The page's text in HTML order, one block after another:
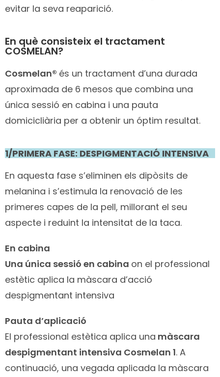
evitar la seva reaparició.
En què consisteix el tractament
COSMELAN?
Cosmelan® és un tractament d’una durada
aproximada de 6 mesos que combina una
única sessió en cabina i una pauta
domicicliària per a obtenir un óptim resultat.
1/PRIMERA FASE: DESPIGMENTACIÓ INTENSIVA
En aquesta fase s’eliminen els dipòsits de
melanina i s’estimula la renovació de les
primeres capes de la pell, millorant el seu
aspecte i reduint la intensitat de la taca.
En cabina
Una única sessió en cabina on el professional
estètic aplica la màscara d’acció
despigmentant intensiva
Pauta d’aplicació
El professional estètica aplica una màscara
despigmentant intensiva Cosmelan 1. A
continuació, una vegada aplicada la màscara